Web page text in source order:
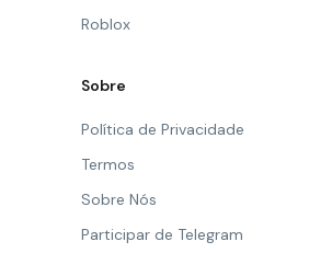
Roblox
Sobre
Política de Privacidade
Termos
Sobre Nós
Participar de Telegram